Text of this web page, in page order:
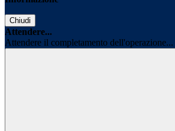
Chiudi
Attendere...
Attendere il completamento dell'operazione...